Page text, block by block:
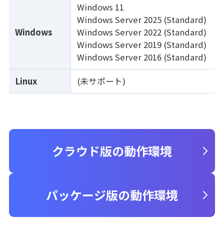
Windows
Windows 11
Windows Server 2025 (Standard)
Windows Server 2022 (Standard)
Windows Server 2019 (Standard)
Windows Server 2016 (Standard)
Linux
(未サポート)
クラウド版の動作環境
パッケージ版の動作環境